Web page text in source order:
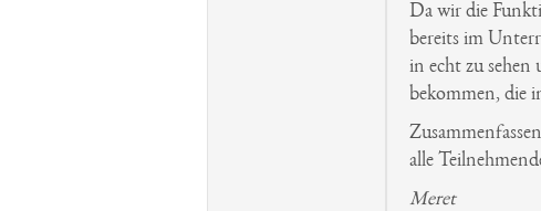
Da wir die
bereits im
in echt zu
bekommen, die
alle
Meret